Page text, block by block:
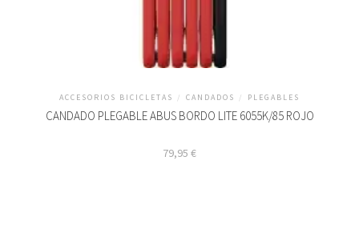
ACCESORIOS BICICLETAS / CANDADOS / PLEGABLES
CANDADO PLEGABLE ABUS BORDO LITE 6055K/85 ROJO
79,95 €